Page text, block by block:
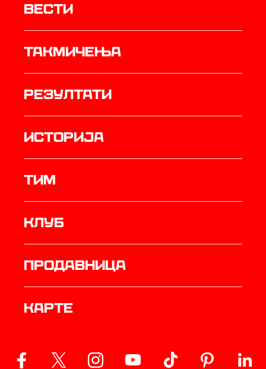
Вести
Такмичења
резултати
историја
ТИМ
Клуб
продавница
Карте